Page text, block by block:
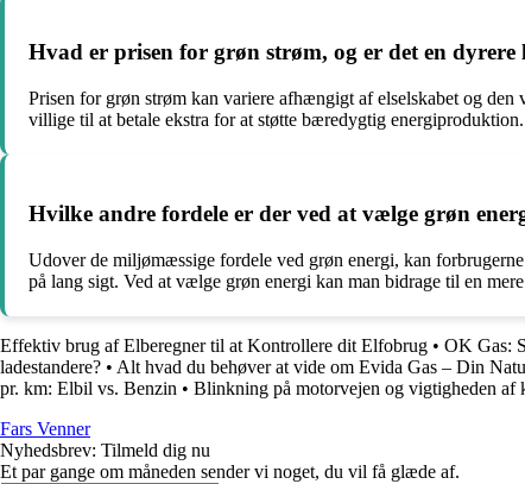
Hvad er prisen for grøn strøm, og er det en
Prisen for grøn strøm kan variere afhængigt af elselskabet og
villige til at betale ekstra for at støtte bæredygtig energiproduktion.
Hvilke andre fordele er der ved at vælge grøn
Udover de miljømæssige fordele ved grøn energi, kan
på lang sigt. Ved at vælge grøn energi kan man bidrage til en
Effektiv brug af Elberegner til at Kontrollere dit Elfobrug • OK Gas:
ladestandere? • Alt hvad du behøver at vide om Evida Gas – Din
pr. km: Elbil vs. Benzin • Blinkning på motorvejen og vigtigheden af
Fars Venner
Nyhedsbrev: Tilmeld dig nu
Et par gange om måneden sender vi noget, du vil få glæde af.